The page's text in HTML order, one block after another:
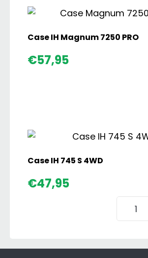
Farmer
2
Set
Case IH Magnum 7250 PRO
€57,95
Case IH 745 S 4WD
€47,95
Case